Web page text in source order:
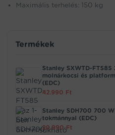
Maximális terhelés: 150 kg
Termékek
Stanley SXWTD-FT585
molnárkocsi és
(EDC)
42.990 Ft
Stanley SDH700 700
tokmánnyal (EDC)
20.990Ft